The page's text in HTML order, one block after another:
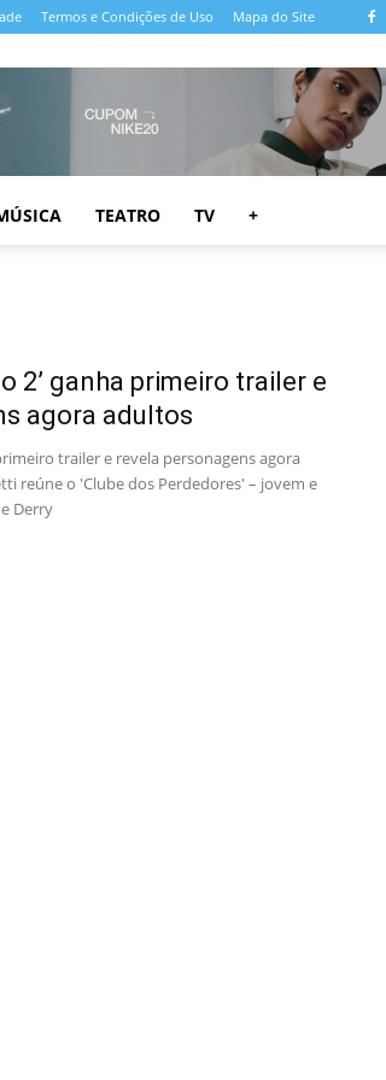
Termos e Condições de Uso Mapa do Site
TEATRO TV +
2’ ganha primeiro trailer e
agora adultos
trailer e revela personagens agora
reúne o 'Clube dos Perdedores' – jovem e
Derry